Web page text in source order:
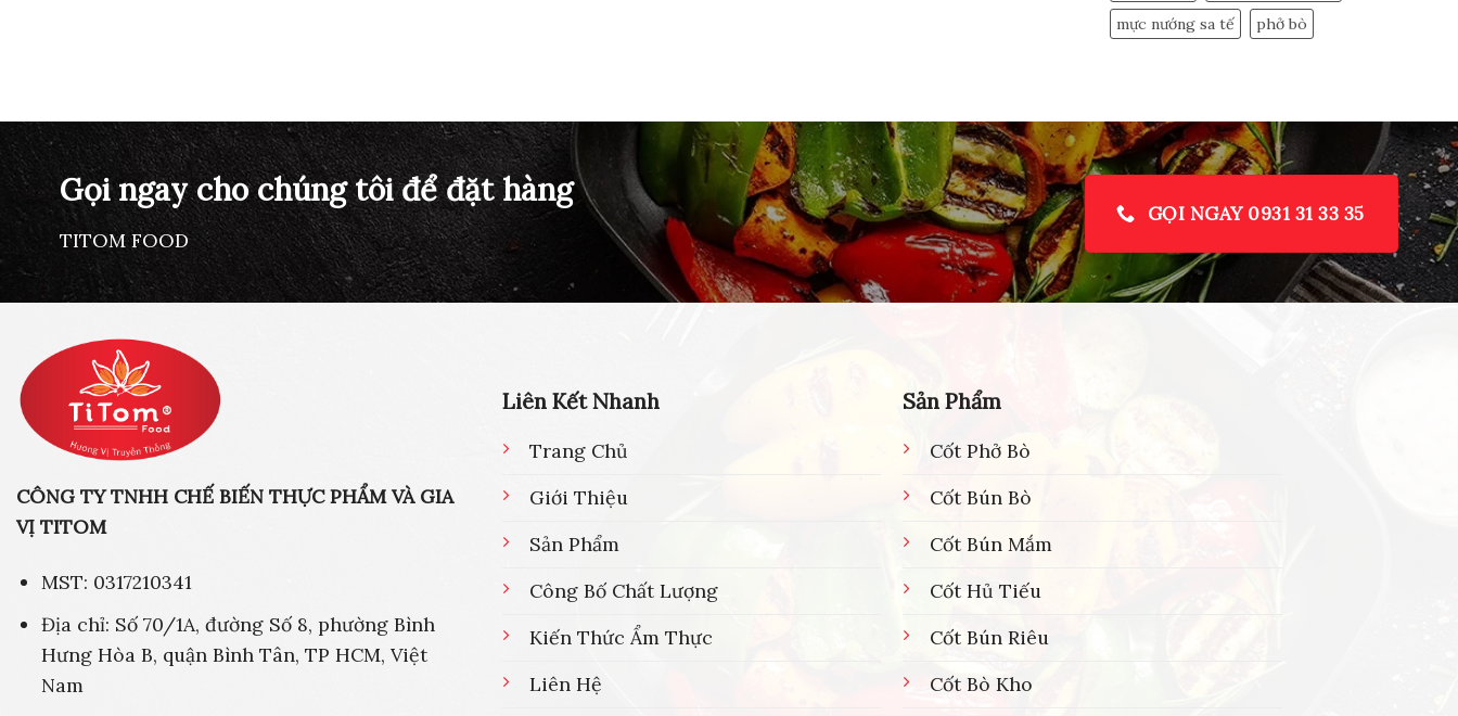
mực nướng sa tế
phở bò
Gọi ngay cho chúng tôi để đặt hàng
TITOM FOOD
GỌI NGAY 0931 31 33 35
CÔNG TY TNHH CHẾ BIẾN THỰC PHẨM VÀ GIA
VỊ TITOM
MST: 0317210341
Địa chỉ: Số 70/1A, đường Số 8, phường Bình
Hưng Hòa B, quận Bình Tân, TP HCM, Việt
Nam
Liên Kết Nhanh
Trang Chủ
Giới Thiệu
Sản Phẩm
Công Bố Chất Lượng
Kiến Thức Ẩm Thực
Liên Hệ
Sản Phẩm
Cốt Phở Bò
Cốt Bún Bò
Cốt Bún Mắm
Cốt Hủ Tiếu
Cốt Bún Riêu
Cốt Bò Kho